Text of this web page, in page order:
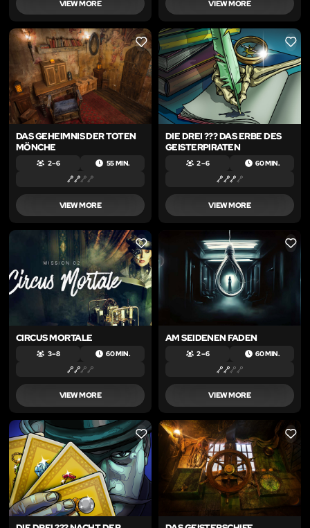
VIEW MORE VIEW MORE
LIKE
DAS GEHEIMNIS DER TOTEN
MÖNCHE
2 – 6 55 MIN.
VIEW MORE
LIKE
DIE DREI ??? DAS ERBE DES
GEISTERPIRATEN
2 – 6 60 MIN.
VIEW MORE
LIKE
CIRCUS MORTALE
3 – 8 60 MIN.
VIEW MORE
LIKE
AM SEIDENEN FADEN
2 – 6 60 MIN.
VIEW MORE
LIKE LIKE